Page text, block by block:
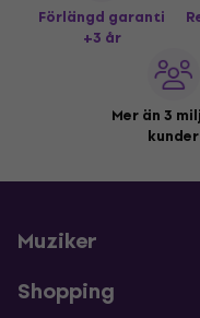
Förlängd garanti
+3 år
Mer än 3
kunder
Muziker
Shopping